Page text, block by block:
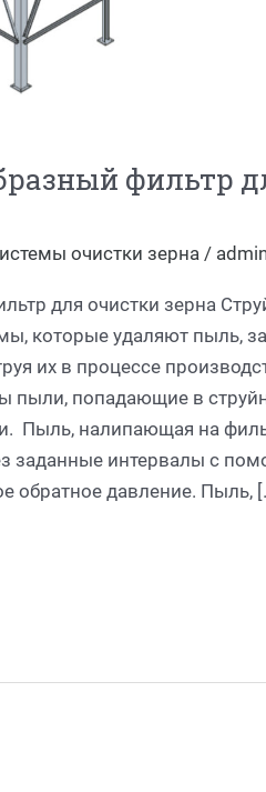
фильтр
очистки зерна /
для очистки зерна
которые удаляют пыль,
их в процессе
пыли, попадающие в
Пыль, налипающая на
заданные интервалы с
обратное давление. Пыль,